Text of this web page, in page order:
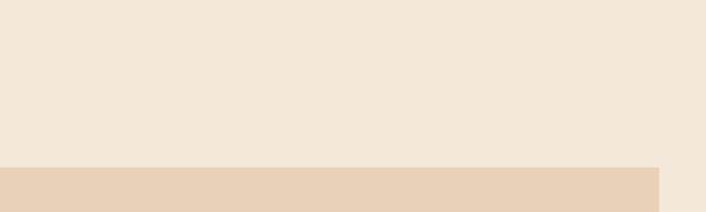
*Kaarsen niet verder dan 2 cm van de kaarsenhouder laten opbranden.